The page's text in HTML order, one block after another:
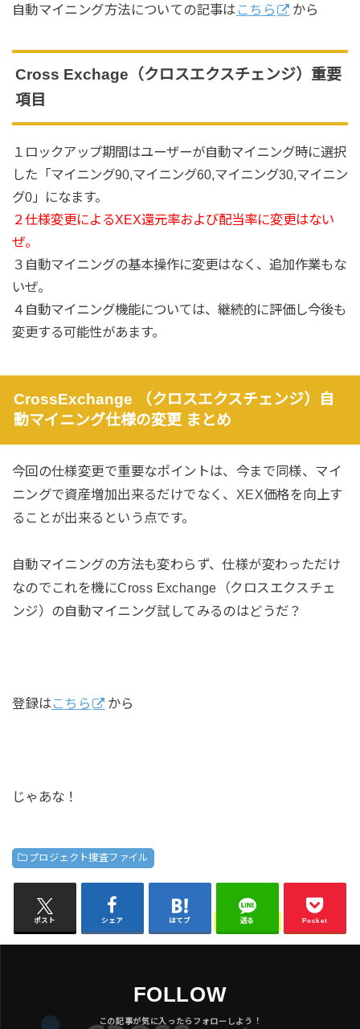
自動マイニング方法についての記事は こちら から
Cross Exchage（クロスエクスチェンジ）重要
項目
１ロックアップ期間はユーザーが自動マイニング時に選択
した「マイニング90,マイニング60,マイニング30,マイニン
グ0」になます。
２仕様変更によるXEX還元率および配当率に変更はない
ぜ。
３自動マイニングの基本操作に変更はなく、追加作業もな
いぜ。
４自動マイニング機能については、継続的に評価し今後も
変更する可能性があます。
CrossExchange （クロスエクスチェンジ）自
動マイニング仕様の変更 まとめ
今回の仕様変更で重要なポイントは、今まで同様、マイ
ニングで資産増加出来るだけでなく、XEX価格を向上す
ることが出来るという点です。
自動マイニングの方法も変わらず、仕様が変わっただけ
なのでこれを機にCross Exchange（クロスエクスチェ
ンジ）の自動マイニング試してみるのはどうだ？
登録はこちら から
じゃあな！
プロジェクト捜査ファイル
ポスト シェア はてブ 送る Pocket
FOLLOW